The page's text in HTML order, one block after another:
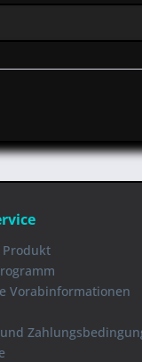
Produkt
Vorabinformationen